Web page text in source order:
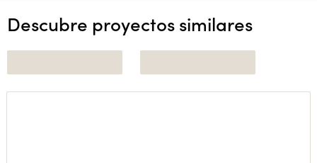
Descubre proyectos similares